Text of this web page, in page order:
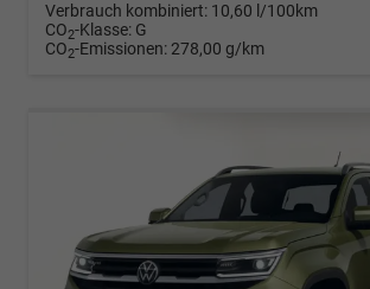
Verbrauch kombiniert: 10,60 l/100km
CO2-Klasse: G
CO2-Emissionen: 278,00 g/km